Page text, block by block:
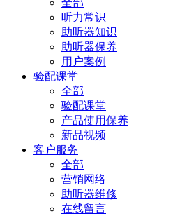
全部
听力常识
助听器知识
助听器保养
用户案例
验配课堂
全部
验配课堂
产品使用保养
新品视频
客户服务
全部
营销网络
助听器维修
在线留言